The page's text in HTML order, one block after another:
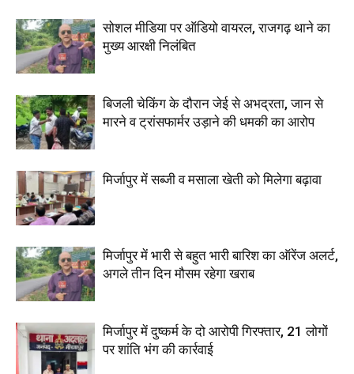
सोशल मीडिया पर ऑडियो वायरल, राजगढ़ थाने का
मुख्य आरक्षी निलंबित
बिजली चेकिंग के दौरान जेई से अभद्रता, जान से
मारने व ट्रांसफार्मर उड़ाने की धमकी का आरोप
मिर्जापुर में सब्जी व मसाला खेती को मिलेगा बढ़ावा
मिर्जापुर में भारी से बहुत भारी बारिश का ऑरेंज अलर्ट,
अगले तीन दिन मौसम रहेगा खराब
मिर्जापुर में दुष्कर्म के दो आरोपी गिरफ्तार, 21 लोगों
पर शांति भंग की कार्रवाई